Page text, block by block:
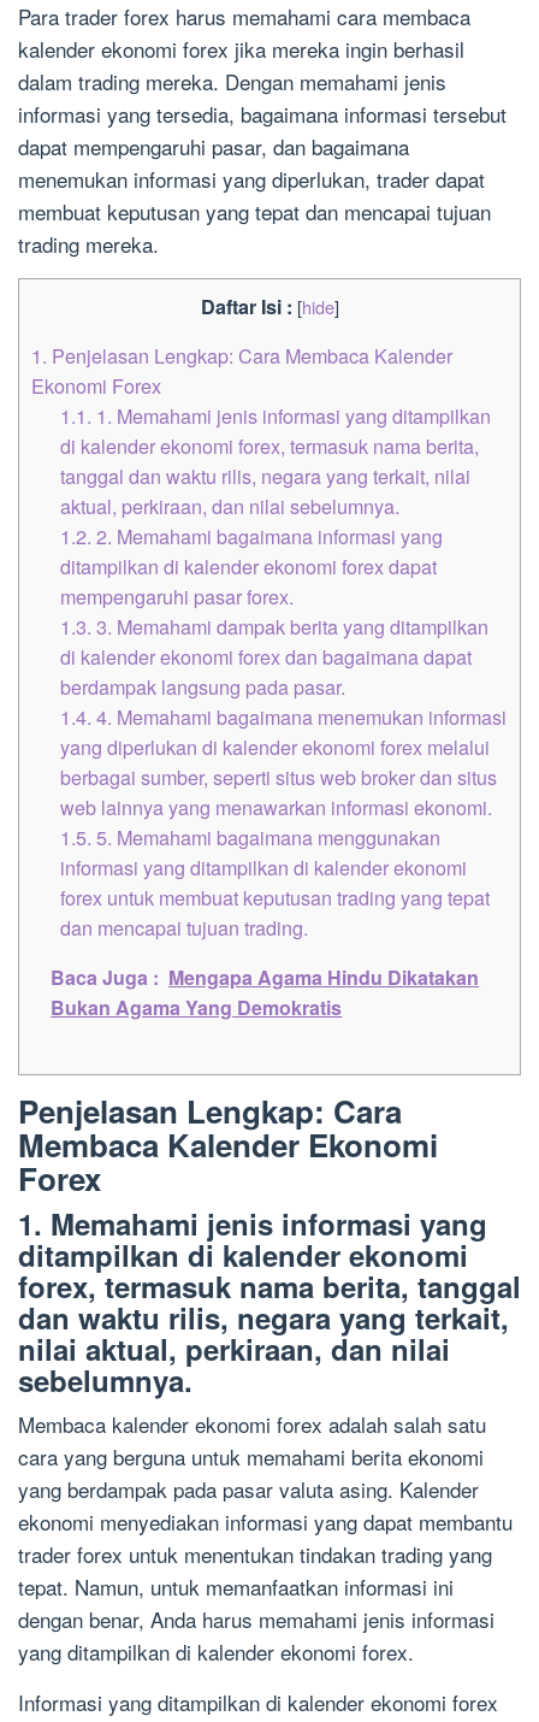
Para trader forex harus memahami cara membaca
kalender ekonomi forex jika mereka ingin berhasil
dalam trading mereka. Dengan memahami jenis
informasi yang tersedia, bagaimana informasi tersebut
dapat mempengaruhi pasar, dan bagaimana
menemukan informasi yang diperlukan, trader dapat
membuat keputusan yang tepat dan mencapai tujuan
trading mereka.
Daftar Isi : [hide]
1. Penjelasan Lengkap: Cara Membaca Kalender
Ekonomi Forex
1.1. 1. Memahami jenis informasi yang ditampilkan
di kalender ekonomi forex, termasuk nama berita,
tanggal dan waktu rilis, negara yang terkait, nilai
aktual, perkiraan, dan nilai sebelumnya.
1.2. 2. Memahami bagaimana informasi yang
ditampilkan di kalender ekonomi forex dapat
mempengaruhi pasar forex.
1.3. 3. Memahami dampak berita yang ditampilkan
di kalender ekonomi forex dan bagaimana dapat
berdampak langsung pada pasar.
1.4. 4. Memahami bagaimana menemukan informasi
yang diperlukan di kalender ekonomi forex melalui
berbagai sumber, seperti situs web broker dan situs
web lainnya yang menawarkan informasi ekonomi.
1.5. 5. Memahami bagaimana menggunakan
informasi yang ditampilkan di kalender ekonomi
forex untuk membuat keputusan trading yang tepat
dan mencapai tujuan trading.
Baca Juga : Mengapa Agama Hindu Dikatakan
Bukan Agama Yang Demokratis
Penjelasan Lengkap: Cara
Membaca Kalender Ekonomi
Forex
1. Memahami jenis informasi yang
ditampilkan di kalender ekonomi
forex, termasuk nama berita, tanggal
dan waktu rilis, negara yang terkait,
nilai aktual, perkiraan, dan nilai
sebelumnya.
Membaca kalender ekonomi forex adalah salah satu
cara yang berguna untuk memahami berita ekonomi
yang berdampak pada pasar valuta asing. Kalender
ekonomi menyediakan informasi yang dapat membantu
trader forex untuk menentukan tindakan trading yang
tepat. Namun, untuk memanfaatkan informasi ini
dengan benar, Anda harus memahami jenis informasi
yang ditampilkan di kalender ekonomi forex.
Informasi yang ditampilkan di kalender ekonomi forex